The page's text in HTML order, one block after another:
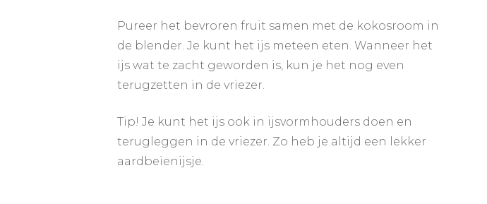
Pureer het bevroren fruit samen met de kokosroom in
de blender. Je kunt het ijs meteen eten. Wanneer het
ijs wat te zacht geworden is, kun je het nog even
terugzetten in de vriezer.
Tip! Je kunt het ijs ook in ijsvormhouders doen en
terugleggen in de vriezer. Zo heb je altijd een lekker
aardbeienijsje.